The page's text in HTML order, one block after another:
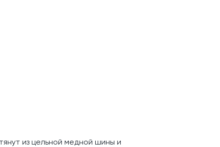
из цельной медной шины и